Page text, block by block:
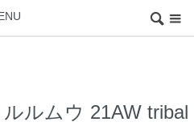
ルムウ 21AW tribal